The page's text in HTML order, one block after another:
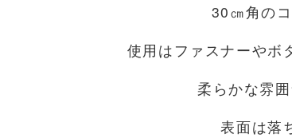
30㎝角の
使用はファスナーやボ
柔らかな雰
表面は落